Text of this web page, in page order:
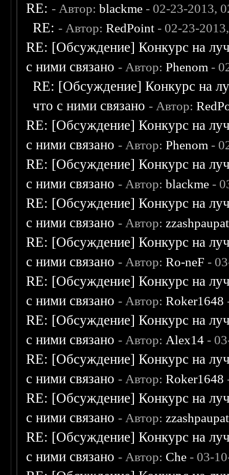
RE: - Автор:blackme - 02-23-2013,
RE: - Автор:RedPoint - 02-23-
RE: [Обсуждение] Конкурс на
с ними связано - Автор:Phenom -
RE: [Обсуждение] Конкурс на
что с ними связано - Автор:
RE: [Обсуждение] Конкурс на
с ними связано - Автор:Phenom -
RE: [Обсуждение] Конкурс на
с ними связано - Автор:blackme -
RE: [Обсуждение] Конкурс на
с ними связано - Автор: zzashpaupat
RE: [Обсуждение] Конкурс на
с ними связано - Автор:Ro-neF -
RE: [Обсуждение] Конкурс на
с ними связано - Автор:Roker1648
RE: [Обсуждение] Конкурс на
с ними связано - Автор: Alex14 -
RE: [Обсуждение] Конкурс на
с ними связано - Автор:Roker1648
RE: [Обсуждение] Конкурс на
с ними связано - Автор: zzashpaupat
RE: [Обсуждение] Конкурс на
с ними связано - Автор: Che - 03-